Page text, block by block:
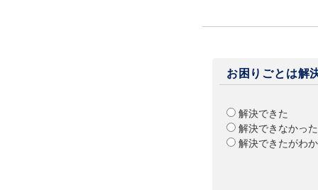
お困りごとは解
解決できた
解決できなかった
解決できたがわ